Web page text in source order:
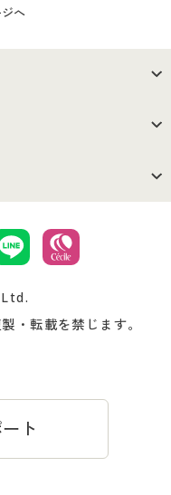
へ
案内
トマップ
払は
の場合
・転載を禁じます。
ト